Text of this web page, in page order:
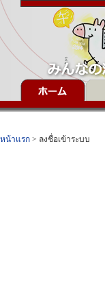
หน้าแรก > ลงชื่อเข้าระบบ